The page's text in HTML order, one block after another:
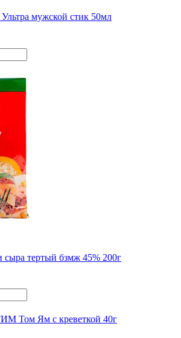
мужской стик 50мл
тертый бзмж 45% 200г